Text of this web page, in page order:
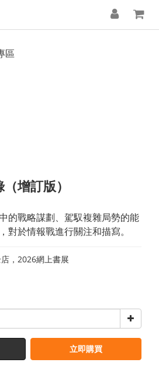
區
增訂版）
的戰略謀劃、駕馭複雜局勢的能
對於情報戰進行關注和描寫。
，2026網上書展
立即購買